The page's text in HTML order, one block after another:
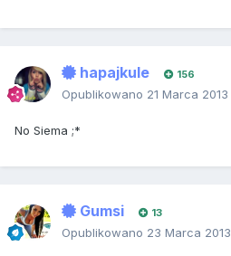
hapajkule 156
Opublikowano 21 Marca 2013
No Siema ;*
Gumsi 13
Opublikowano 23 Marca 2013